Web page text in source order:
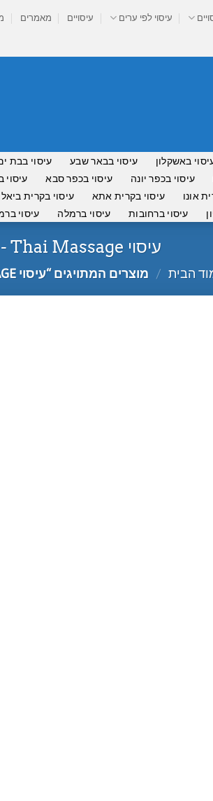
עיסוי לפי ערים עיסויים מאמרים
באשקלון עיסוי בבאר שבע עיסוי בבת
עיסוי בכפר יונה עיסוי בכפר סבא עיסוי
אונו עיסוי בקרית אתא עיסוי בקרית
עיסוי ברחובות עיסוי ברמלה עיסוי
עיסוי SALA - Thai Massage
הבית / מוצרים המתויגים “עיסוי SALA - THAI MASSAGE”